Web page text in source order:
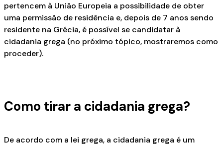
pertencem à União Europeia a possibilidade de obter
uma permissão de residência e, depois de 7 anos sendo
residente na Grécia, é possível se candidatar à
cidadania grega (no próximo tópico, mostraremos como
proceder).
Como tirar a cidadania grega?
De acordo com a lei grega, a cidadania grega é um